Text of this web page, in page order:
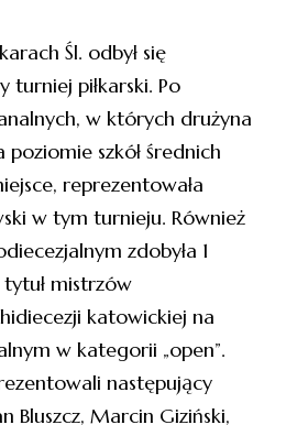
Śl. odbył się
turniej piłkarski. Po
w których drużyna
poziomie szkół średnich
reprezentowała
w tym turnieju. Również
zdobyła 1
tytuł mistrzów
katowickiej na
w kategorii „open”.
następujący
Bluszcz, Marcin Giziński,